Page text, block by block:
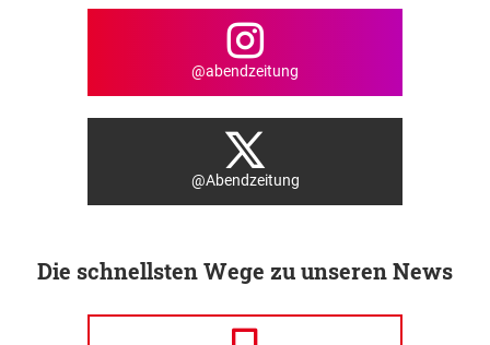
@abendzeitung
@Abendzeitung
Die schnellsten Wege zu unseren News